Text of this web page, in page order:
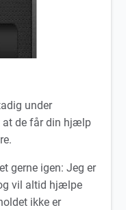
under
at de får din hjælp
gerne igen: Jeg er
vil altid hjælpe
ikke er